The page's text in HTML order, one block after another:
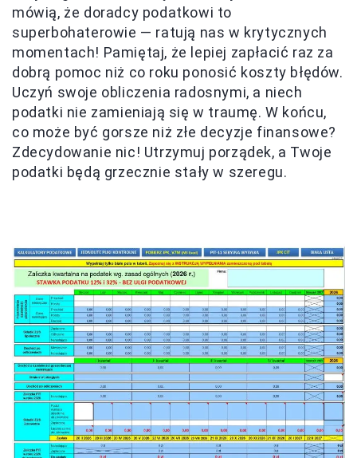
mówią, że doradcy podatkowi to
superbohaterowie — ratują nas w krytycznych
momentach! Pamiętaj, że lepiej zapłacić raz za
dobrą pomoc niż co roku ponosić koszty błędów.
Uczyń swoje obliczenia radosnymi, a niech
podatki nie zamieniają się w traumę. W końcu,
co może być gorsze niż złe decyzje finansowe?
Zdecydowanie nic! Utrzymuj porządek, a Twoje
podatki będą grzecznie stały w szeregu.